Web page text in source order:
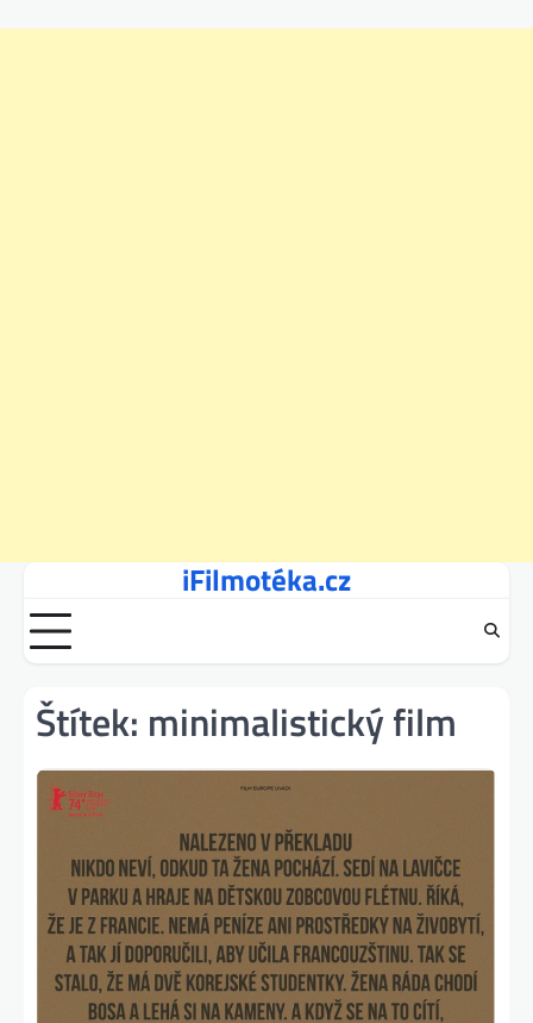
content
iFilmotéka.cz
Štítek: minimalistický film